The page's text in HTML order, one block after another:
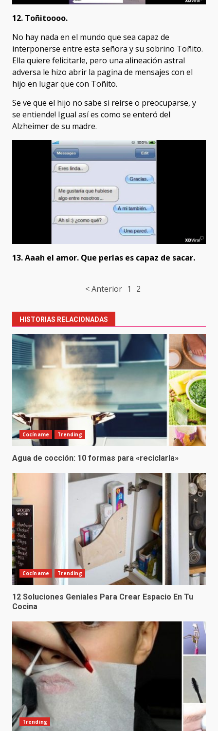
12. Toñitoooo.
No hay nada en el mundo que sea capaz de
interponerse entre esta señora y su sobrino Toñito.
Ella quiere felicitarle, pero una alineación astral
adversa le hizo abrir la pagina de mensajes con el
hijo en lugar que con Toñito.
Se ve que el hijo no sabe si reírse o preocuparse, y
se entiende! Igual así es como se enteró del
Alzheimer de su madre.
13. Aaah el amor. Que perlas es capaz de sacar.
< Anterior 1 2
HISTORIAS RELACIONADAS
Cocíname Trending
Agua de cocción: 10 formas para «reciclarla»
Cocíname Trending
12 Soluciones Geniales Para Crear Espacio En Tu
Cocina
Trending